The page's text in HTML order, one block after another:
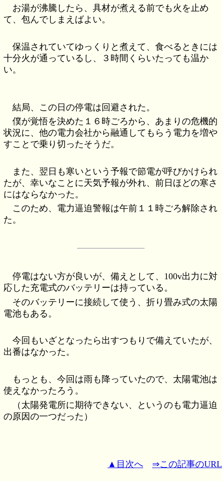
お湯が沸騰したら、具材が煮える前でも火を止め
て、包んでしまえばよい。
保温されていてゆっくりと煮えて、食べるときには
十分火が通っているし、３時間くらいたっても温か
い。
結局、この日の停電は回避された。
僕が覚悟を決めた１６時ごろから、あまりの危機的
状況に、他の電力会社から融通してもらう電力を増や
すことで乗り切ったそうだ。
また、翌日も寒いという予報で節電が呼びかけられ
たが、幸いなことに天気予報が外れ、前日ほどの寒さ
にはならなかった。
このため、電力逼迫警報は午前１１時ごろ解除され
た。
停電はない方が良いが、備えとして、100v出力に対
応した充電式のバッテリーは持っている。
そのバッテリーに接続して使う、折り畳み式の太陽
電池もある。
今回もいざとなったら出すつもりで備えていたが、
出番はなかった。
もっとも、今回は雨も降っていたので、太陽電池は
使えなかったろう。
（太陽発電所に期待できない、というのも電力逼迫
の原因の一つだった）
▲目次へ ⇒この記事のURL